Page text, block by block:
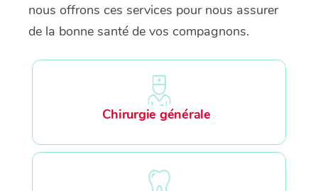
nous offrons ces services pour nous assurer
de la bonne santé de vos compagnons.
Chirurgie générale